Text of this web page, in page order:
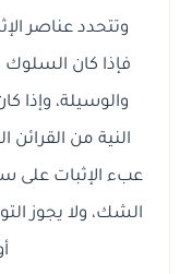
وتتحدد عناصر
فإذا كان السلوك
والوسيلة، وإذا
النية من
عبء الإثبات على
الشك، ولا يجوز